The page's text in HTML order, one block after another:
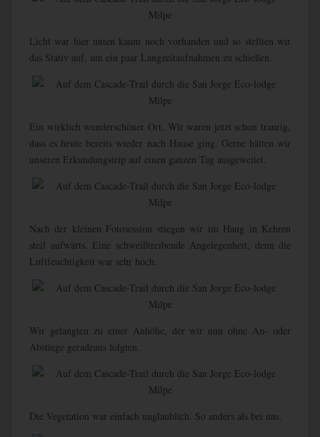
Licht war hier unten kaum noch vorhanden und so stellten wir
das Stativ auf, um ein paar Langzeitaufnahmen zu schießen.
Ein wirklich wunderschöner Ort. Wir waren jetzt schon traurig,
dass es heute bereits wieder nach Hause ging. Gerne hätten wir
unseren Erkundungstrip auf einen ganzen Tag ausgeweitet.
Nach der kleinen Fotosession stiegen wir im Hang in Kehren
steil aufwärts. Eine schweißtreibende Angelegenheit, denn die
Luftfeuchtigkeit war sehr hoch.
Wir gelangten zu einer Anhöhe, der wir nun ohne An- oder
Abstiege geradeaus folgten.
Die Vegetation war einfach unglaublich. So anders als bei uns.